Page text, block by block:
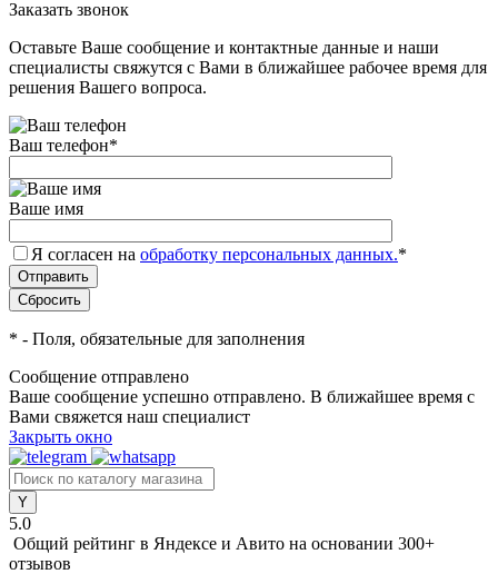
Заказать звонок
Оставьте Ваше сообщение и контактные данные и наши
специалисты свяжутся с Вами в ближайшее рабочее время для
решения Вашего вопроса.
Ваш телефон*
Ваше имя
Я согласен на обработку персональных данных.*
* - Поля, обязательные для заполнения
Сообщение отправлено
Ваше сообщение успешно отправлено. В ближайшее время с
Вами свяжется наш специалист
Закрыть окно
5.0
Общий рейтинг в Яндексе и Авито на основании 300+
отзывов